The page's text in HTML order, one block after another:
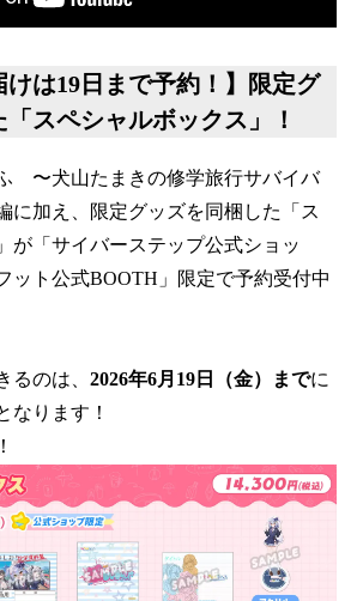
けは19日まで予約！】限定グ
スペシャルボックス」！
〜犬山たまきの修学旅行サバイバ
に加え、限定グッズを同梱した「ス
が「サイバーステップ公式ショッ
ット公式BOOTH」限定で予約受付中
るのは、 2026年6月19日（金）までに
なります！